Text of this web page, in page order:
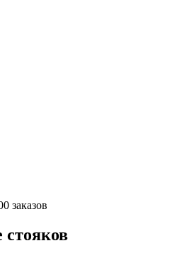
заказов
стояков